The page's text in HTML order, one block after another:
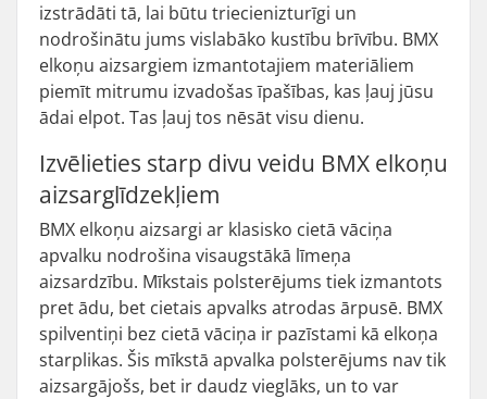
izstrādāti tā, lai būtu triecienizturīgi un
nodrošinātu jums vislabāko kustību brīvību. BMX
elkoņu aizsargiem izmantotajiem materiāliem
piemīt mitrumu izvadošas īpašības, kas ļauj jūsu
ādai elpot. Tas ļauj tos nēsāt visu dienu.
Izvēlieties starp divu veidu BMX elkoņu
aizsarglīdzekļiem
BMX elkoņu aizsargi ar klasisko cietā vāciņa
apvalku nodrošina visaugstākā līmeņa
aizsardzību. Mīkstais polsterējums tiek izmantots
pret ādu, bet cietais apvalks atrodas ārpusē. BMX
spilventiņi bez cietā vāciņa ir pazīstami kā elkoņa
starplikas. Šis mīkstā apvalka polsterējums nav tik
aizsargājošs, bet ir daudz vieglāks, un to var